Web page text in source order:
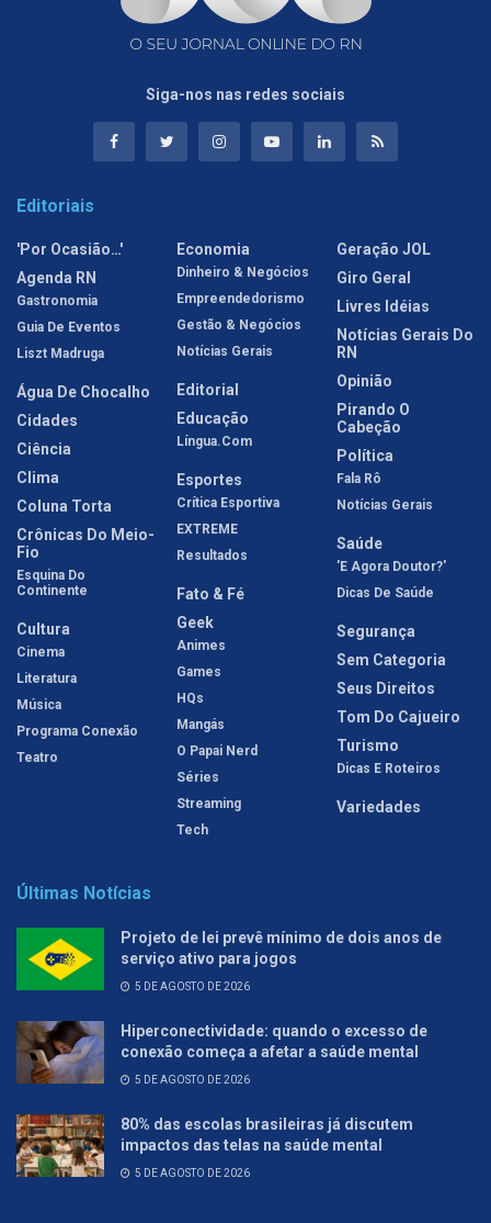
Siga-nos nas redes sociais
Editoriais
'Por Ocasião…'
Agenda RN
Gastronomia
Guia De Eventos
Liszt Madruga
Água De Chocalho
Cidades
Ciência
Clima
Coluna Torta
Crônicas Do Meio-
Fio
Esquina Do
Continente
Cultura
Cinema
Literatura
Música
Programa Conexão
Teatro
Economia
Dinheiro & Negócios
Empreendedorismo
Gestão & Negócios
Notícias Gerais
Editorial
Educação
Língua.com
Esportes
Crítica Esportiva
EXTREME
Resultados
Fato & Fé
Geek
Animes
Games
HQs
Mangás
O Papai Nerd
Séries
Streaming
Tech
Geração JOL
Giro Geral
Livres Idéias
Notícias Gerais Do
RN
Opinião
Pirando O
Cabeção
Política
Fala Rô
Notícias Gerais
Saúde
'E Agora Doutor?'
Dicas De Saúde
Segurança
Sem Categoria
Seus Direitos
Tom Do Cajueiro
Turismo
Dicas E Roteiros
Variedades
Últimas Notícias
Projeto de lei prevê mínimo de dois anos de
serviço ativo para jogos
5 DE AGOSTO DE 2026
Hiperconectividade: quando o excesso de
conexão começa a afetar a saúde mental
5 DE AGOSTO DE 2026
80% das escolas brasileiras já discutem
impactos das telas na saúde mental
5 DE AGOSTO DE 2026